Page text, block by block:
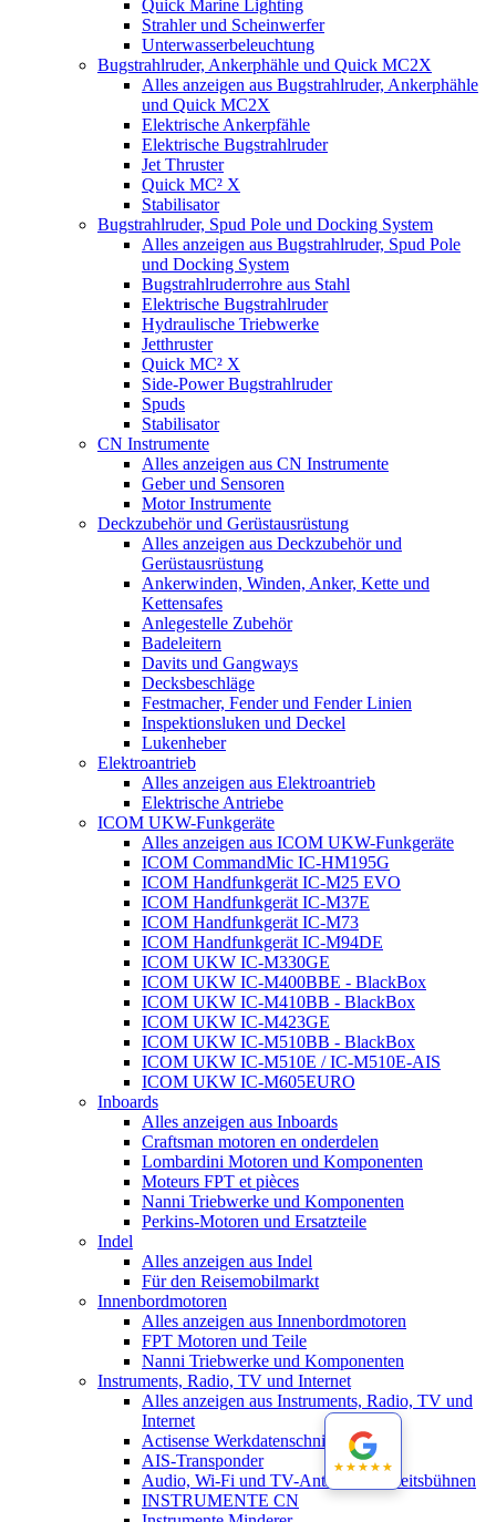
Quick Marine Lighting
Strahler und Scheinwerfer
Unterwasserbeleuchtung
Bugstrahlruder, Ankerphähle und Quick MC2X
Alles anzeigen aus Bugstrahlruder, Ankerphähle
und Quick MC2X
Elektrische Ankerpfähle
Elektrische Bugstrahlruder
Jet Thruster
Quick MC² X
Stabilisator
Bugstrahlruder, Spud Pole und Docking System
Alles anzeigen aus Bugstrahlruder, Spud Pole
und Docking System
Bugstrahlruderrohre aus Stahl
Elektrische Bugstrahlruder
Hydraulische Triebwerke
Jetthruster
Quick MC² X
Side-Power Bugstrahlruder
Spuds
Stabilisator
CN Instrumente
Alles anzeigen aus CN Instrumente
Geber und Sensoren
Motor Instrumente
Deckzubehör und Gerüstausrüstung
Alles anzeigen aus Deckzubehör und
Gerüstausrüstung
Ankerwinden, Winden, Anker, Kette und
Kettensafes
Anlegestelle Zubehör
Badeleitern
Davits und Gangways
Decksbeschläge
Festmacher, Fender und Fender Linien
Inspektionsluken und Deckel
Lukenheber
Elektroantrieb
Alles anzeigen aus Elektroantrieb
Elektrische Antriebe
ICOM UKW-Funkgeräte
Alles anzeigen aus ICOM UKW-Funkgeräte
ICOM CommandMic IC-HM195G
ICOM Handfunkgerät IC-M25 EVO
ICOM Handfunkgerät IC-M37E
ICOM Handfunkgerät IC-M73
ICOM Handfunkgerät IC-M94DE
ICOM UKW IC-M330GE
ICOM UKW IC-M400BBE - BlackBox
ICOM UKW IC-M410BB - BlackBox
ICOM UKW IC-M423GE
ICOM UKW IC-M510BB - BlackBox
ICOM UKW IC-M510E / IC-M510E-AIS
ICOM UKW IC-M605EURO
Inboards
Alles anzeigen aus Inboards
Craftsman motoren en onderdelen
Lombardini Motoren und Komponenten
Moteurs FPT et pièces
Nanni Triebwerke und Komponenten
Perkins-Motoren und Ersatzteile
Indel
Alles anzeigen aus Indel
Für den Reisemobilmarkt
Innenbordmotoren
Alles anzeigen aus Innenbordmotoren
FPT Motoren und Teile
Nanni Triebwerke und Komponenten
Instruments, Radio, TV und Internet
Alles anzeigen aus Instruments, Radio, TV und
Internet
Actisense Werkdatenschnitt
AIS-Transponder
Audio, Wi-Fi und TV-Antennen-Arbeitsbühnen
INSTRUMENTE CN
★★★★★
★★★★★